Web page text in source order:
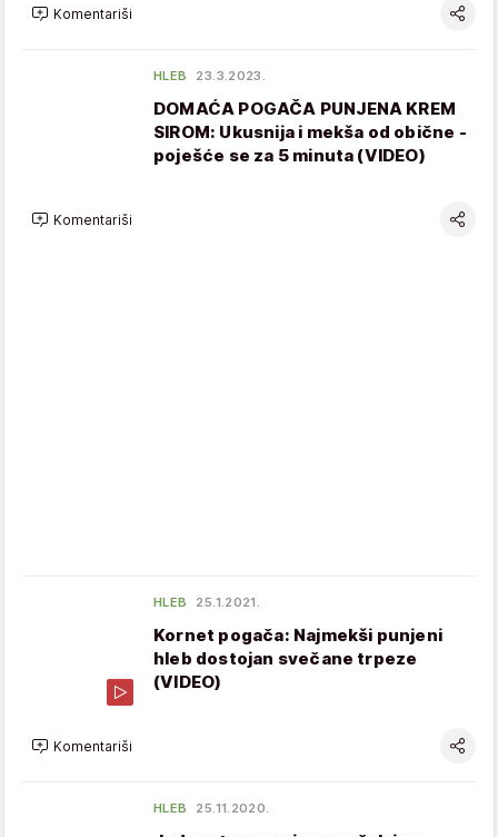
Komentariši
HLEB 23.3.2023.
DOMAĆA POGAČA PUNJENA KREM
SIROM: Ukusnija i mekša od obične -
poješće se za 5 minuta (VIDEO)
Komentariši
HLEB 25.1.2021.
Kornet pogača: Najmekši punjeni
hleb dostojan svečane trpeze
(VIDEO)
Komentariši
HLEB 25.11.2020.